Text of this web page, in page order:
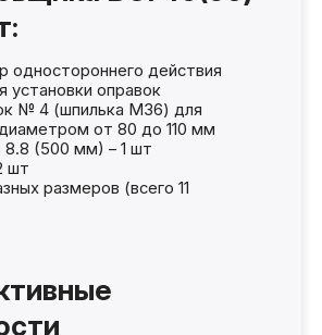
одностороннего действия
установки оправок
№ 4 (шпилька М36) для
от 80 до 110 мм
(500 мм) – 1 шт
шт
размеров (всего 11